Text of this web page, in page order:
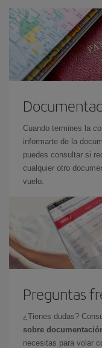
Cuando termines la
informarte de la
puedes consultar si
cualquier otro
vuelo.
Preguntas
¿Tienes dudas?
sobre
necesitas para volar